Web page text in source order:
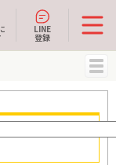
LINE
登録
MENU